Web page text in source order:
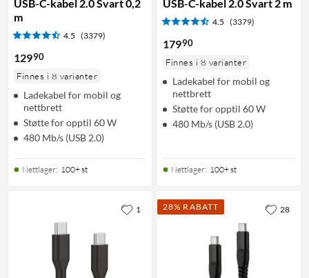
USB-C-kabel 2.0 Svart 0,2
m
4.5 (3379)
12990
Finnes i 8 varianter
Ladekabel for mobil og
nettbrett
Støtte for opptil 60 W
480 Mb/s (USB 2.0)
Nettlager: 100+ st
USB-C-kabel 2.0 Svart 2 m
4.5 (3379)
17990
Finnes i 8 varianter
Ladekabel for mobil og
nettbrett
Støtte for opptil 60 W
480 Mb/s (USB 2.0)
Nettlager: 100+ st
1 28% RABATT 28